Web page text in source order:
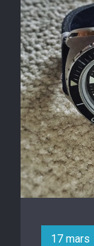
17 mars